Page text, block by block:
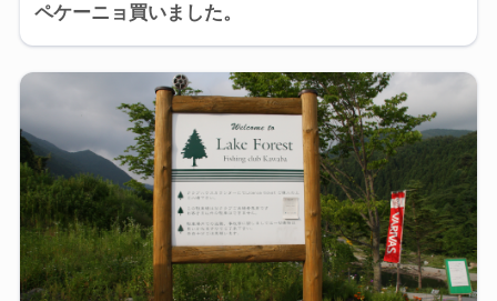
ペケーニョ買いました。